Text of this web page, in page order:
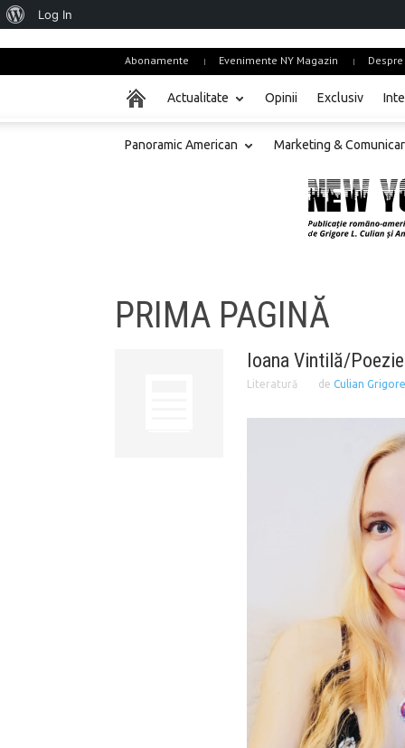
Abonamente Evenimente NY Magazin
Actualitate Opinii Exclusiv
Panoramic American Marketing &
PRIMA PAGINĂ
Ioana Vintilă/Poezie
Literatură de Culian
About
Log In